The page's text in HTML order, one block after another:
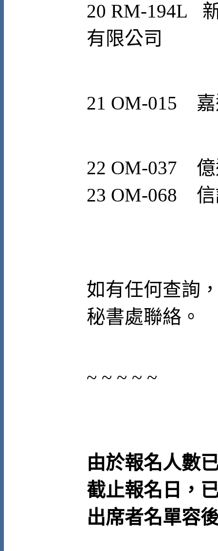
20 RM-194L
有限公司
21 OM-015
22 OM-037
23 OM-068
如有任何查詢
秘書處聯絡。
~ ~ ~ ~ ~
由於報名人數
截止報名日，
出席者名單容